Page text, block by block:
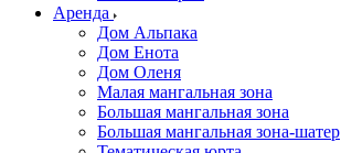
Аренда
Дом Альпака
Дом Енота
Дом Оленя
Малая мангальная зона
Большая мангальная зона
Большая мангальная зона-шатер